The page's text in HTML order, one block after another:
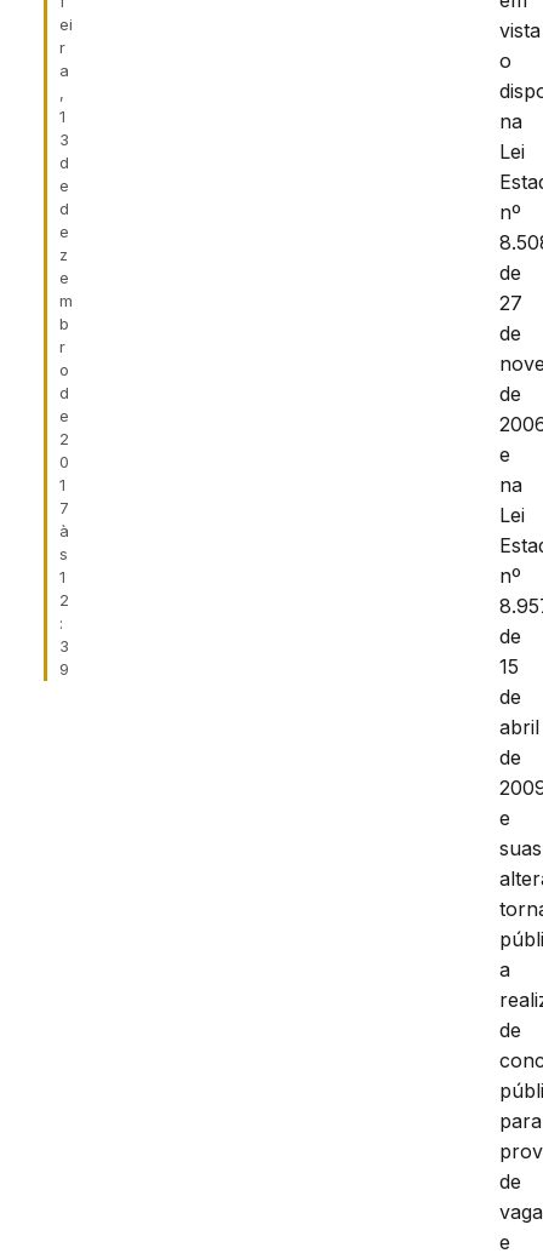
ei
r
a
,
1
3
d
e
d
e
z
e
m
b
r
o
d
e
2
0
1
7
à
s
1
2
:
3
9
vista
o
na
Lei
nº
de
27
de
de
e
na
Lei
nº
de
15
de
abril
de
e
suas
a
de
para
de
e